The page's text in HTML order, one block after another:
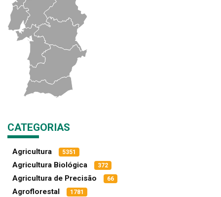
CATEGORIAS
Agricultura 5351
Agricultura Biológica 372
Agricultura de Precisão 66
Agroflorestal 1781